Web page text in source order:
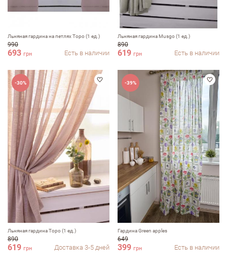
Льняная гардина на петлях Topo (1 ед.)
990
693 грн Есть в наличии
Льняная гардина Musgo (1 ед.)
890
619 грн Есть в наличии
-30%
Льняная гардина Topo (1 ед.)
890
619 грн Доставка 3-5 дней
-39%
Гардина Green apples
649
399 грн Есть в наличии